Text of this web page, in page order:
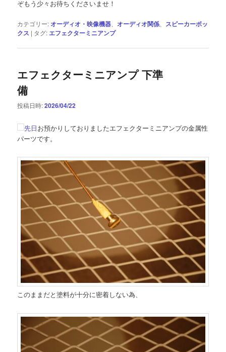
ぞもう少々お待ちくださいませ！
カテゴリー: オーディオ・映像機器 オーディオ関係
スピーカーボッ
クス | タグ: エフェクターミニアンプ
エフェクターミニアンプ 下準
備
投稿日時:2026/04/22
先日お預かりしておりましたエフェクターミニアンプの金属性
パーツです。
このままだと塗料が十分に密着しない為、